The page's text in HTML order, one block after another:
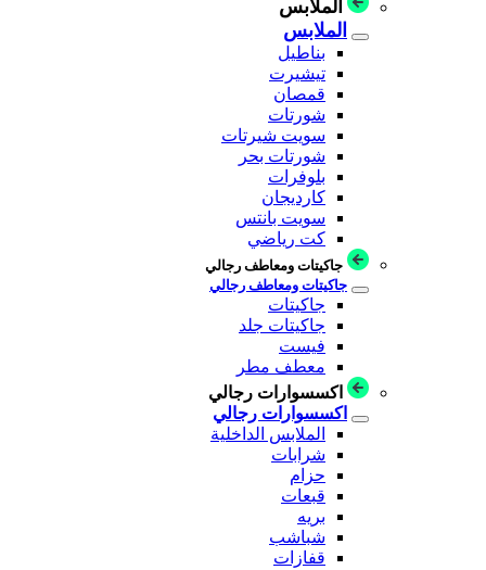
الملابس
الملابس
بناطيل
تيشيرت
قمصان
شورتات
سويت شيرتات
شورتات بحر
بلوفرات
كارديجان
سويت بانتس
كت رياضي
جاكيتات ومعاطف رجالي
جاكيتات ومعاطف رجالي
جاكيتات
جاكيتات جلد
فيست
معطف مطر
اكسسوارات رجالي
اكسسوارات رجالي
الملابس الداخلية
شرابات
حزام
قبعات
بريه
شباشب
قفازات